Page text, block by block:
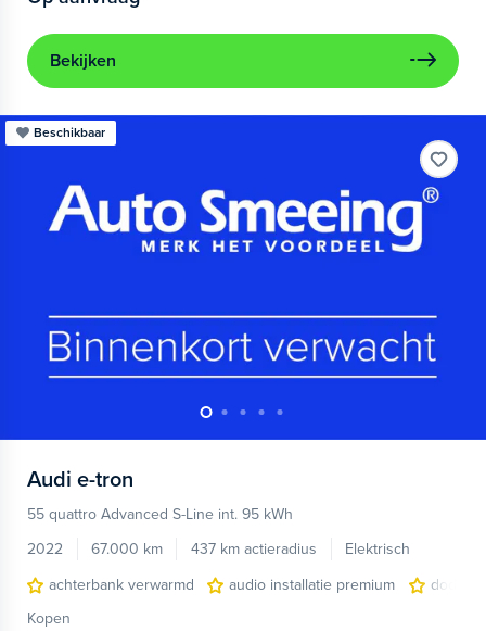
Bekijken
Beschikbaar
Audi e-tron
55 quattro Advanced S-Line int. 95 kWh
2022
67.000 km 437 km actieradius
Elektrisch
achterbank verwarmd
audio installatie premium
Kopen